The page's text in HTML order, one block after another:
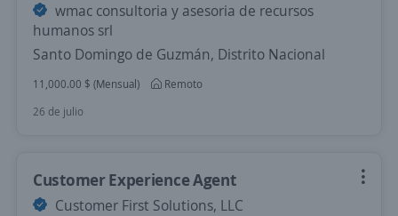
wmac consultoria y asesoria de recursos
humanos srl
Santo Domingo de Guzmán, Distrito Nacional
11,000.00 $ (Mensual)
Remoto
26 de julio
Customer Experience Agent
Customer First Solutions, LLC